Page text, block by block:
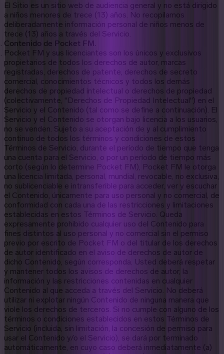
El Sitio es un sitio web de audiencia general y no está dirigido
a niños menores de trece (13) años. No recopilamos
deliberadamente información personal de niños menos de
trece (13) años a través del Servicio.
Contenido de Pocket FM.
Pocket FM y sus licenciantes son los únicos y exclusivos
propietarios de todos los derechos de autor, marcas
registradas, derechos de patente, derechos de secreto
comercial, conocimientos técnicos y todos los demás
derechos de propiedad intelectual o derechos de propiedad
(colectivamente, "Derechos de Propiedad Intelectual") en el
Servicio y el Contenido (tal como se define a continuación). El
Servicio y el Contenido se otorgan bajo licencia a los usuarios,
no se venden. Sujeto a su aceptación de y al cumplimiento
continuo de todos los términos y condiciones de estos
Términos de Servicio, durante el período de tiempo que tenga
una cuenta para el Servicio, o por un período de tiempo más
corto (según lo determine Pocket FM), Pocket FM le otorga
una licencia limitada, personal, mundial, revocable, no exclusiva,
no sublicenciable e intransferible para acceder, ver y escuchar
el Contenido, únicamente para uso personal y no comercial, de
conformidad con cada una de las restricciones y limitaciones
establecidas en estos Términos de Servicio. Queda
expresamente prohibido cualquier uso del Contenido para
fines distintos al uso personal y no comercial sin el permiso
previo por escrito de Pocket FM o del titular de los derechos
de autor identificado en el aviso de derechos de autor de
dicho Contenido, según corresponda. Usted deberá respetar
y mantener todos los avisos de derechos de autor, la
información y las restricciones contenidas en cualquier
Contenido al que acceda a través del Servicio. No deberá
utilizar ni explotar ningún Contenido de ninguna manera que
viole los derechos de terceros. Si no cumple con alguno de los
términos o condiciones establecidos en estos Términos de
Servicio (incluida, sin limitación, la concesión de permiso para
usar el Contenido y/o el Servicio), se dará por terminado
automáticamente, en cuyo caso deberá inmediatamente (a)